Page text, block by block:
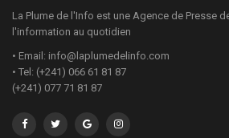
La Plume de l'Info est une Agence de Presse
l'information au quotidien
• Email: info@laplumedelinfo.com
• Tel: (+241) 066 61 81 87
(+241) 077 71 81 87